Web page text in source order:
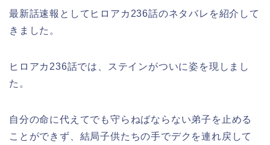
最新話速報としてヒロアカ236話のネタバレを紹介して
きました。
ヒロアカ236話では、ステインがついに姿を現しまし
た。
自分の命に代えてでも守らねばならない弟子を止める
ことができず、結局子供たちの手でデクを連れ戻して